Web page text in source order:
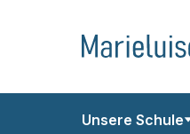
Fleißer-
Unsere Schule